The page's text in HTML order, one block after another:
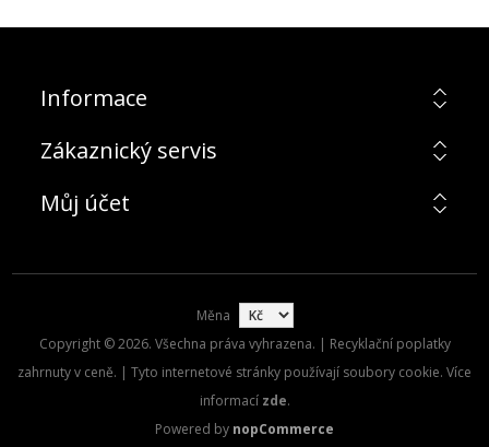
Informace
Zákaznický servis
Můj účet
Měna
Copyright © 2026. Všechna práva vyhrazena. | Recyklační poplatky
zahrnuty v ceně. | Tyto internetové stránky používají soubory cookie. Více
informací zde.
Powered by nopCommerce